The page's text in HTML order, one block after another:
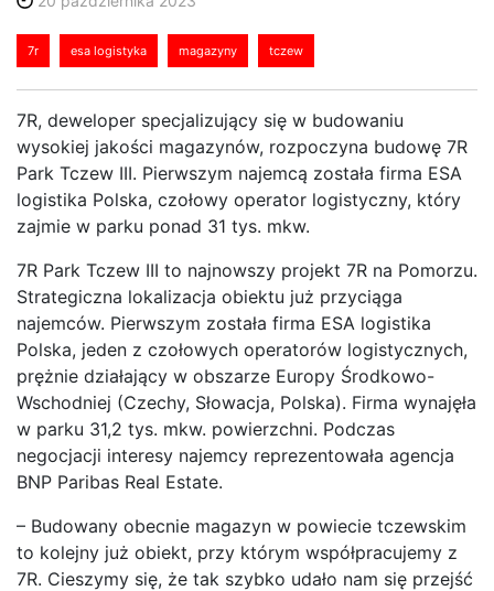
7r esa logistyka magazyny tczew
7R, deweloper specjalizujący się w budowaniu
wysokiej jakości magazynów, rozpoczyna budowę 7R
Park Tczew III. Pierwszym najemcą została firma ESA
logistika Polska, czołowy operator logistyczny, który
zajmie w parku ponad 31 tys. mkw.
7R Park Tczew III to najnowszy projekt 7R na Pomorzu.
Strategiczna lokalizacja obiektu już przyciąga
najemców. Pierwszym została firma ESA logistika
Polska, jeden z czołowych operatorów logistycznych,
prężnie działający w obszarze Europy Środkowo-
Wschodniej (Czechy, Słowacja, Polska). Firma wynajęła
w parku 31,2 tys. mkw. powierzchni. Podczas
negocjacji interesy najemcy reprezentowała agencja
BNP Paribas Real Estate.
– Budowany obecnie magazyn w powiecie tczewskim
to kolejny już obiekt, przy którym współpracujemy z
7R. Cieszymy się, że tak szybko udało nam się przejść